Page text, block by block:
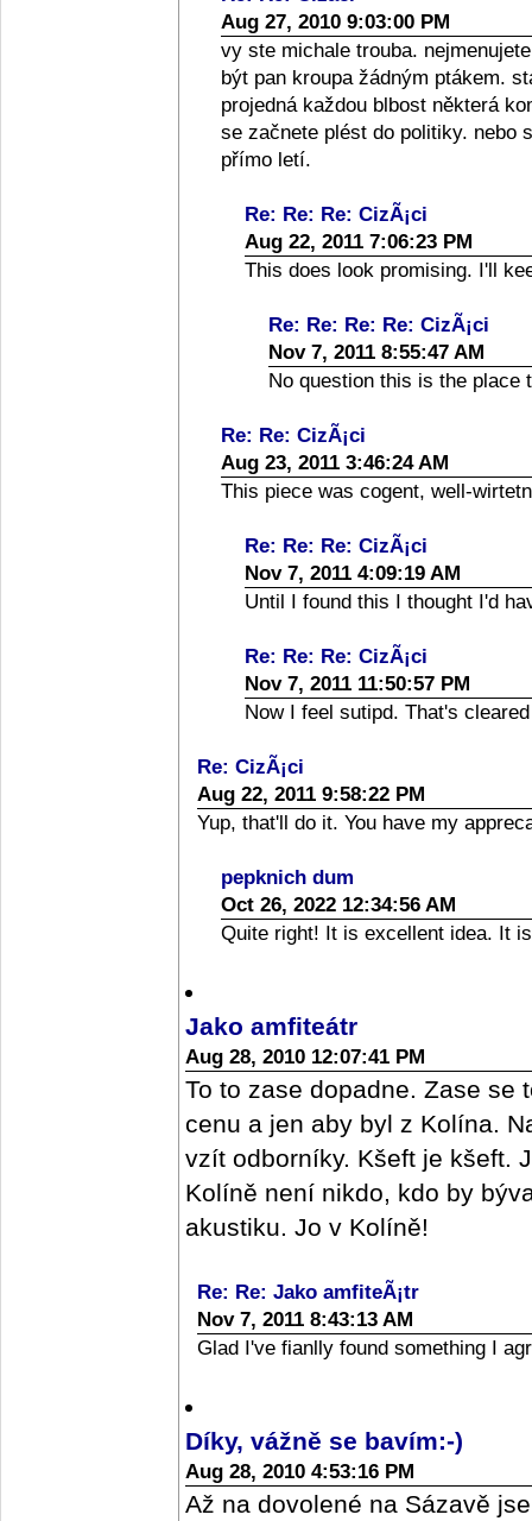
Aug 27, 2010 9:03:00 PM
vy ste michale trouba.
být pan kroupa žádným ptákem.
projedná každou blbost některá
se začnete plést do politiky. nebo
přímo letí.
Re: Re: Re: CizÃ¡ci
Aug 22, 2011 7:06:23 PM
This does look promising. I'll
Re: Re: Re: Re: CizÃ¡ci
Nov 7, 2011 8:55:47 AM
No question this is the place
Re: Re: CizÃ¡ci
Aug 23, 2011 3:46:24 AM
This piece was cogent, well-
Re: Re: Re: CizÃ¡ci
Nov 7, 2011 4:09:19 AM
Until I found this I thought I'd
Re: Re: Re: CizÃ¡ci
Nov 7, 2011 11:50:57 PM
Now I feel sutipd. That's
Re: CizÃ¡ci
Aug 22, 2011 9:58:22 PM
Yup, that'll do it. You have my
pepknich dum
Oct 26, 2022 12:34:56 AM
Quite right! It is excellent idea. It
Jako amfiteátr
Aug 28, 2010 12:07:41 PM
To to zase dopadne. Zase se
cenu a jen aby byl z Kolína.
vzít odborníky. Kšeft je kšeft.
Kolíně není nikdo, kdo by
akustiku. Jo v Kolíně!
Re: Re: Jako amfiteÃ¡tr
Nov 7, 2011 8:43:13 AM
Glad I've fianlly found something I
Díky, vážně se bavím:-)
Aug 28, 2010 4:53:16 PM
Až na dovolené na Sázavě